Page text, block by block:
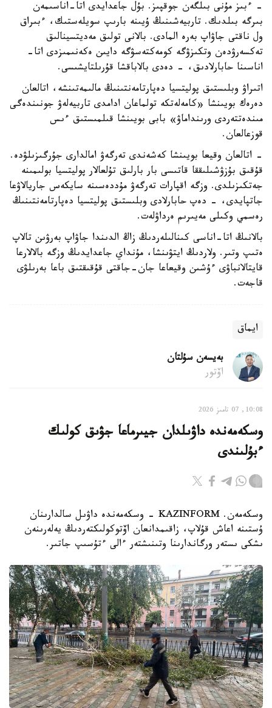
- ءبىز مۇنى بىلگەن جوقپىز. بۇل جاعدايدى اتا-اناسىمەن
بىرگە بىلدىك. تاربيەشىنىڭ ۇيىنە بارىپ سويلەستىك، ءبىراق
ول ناقتى جاۋاپ بەرە المادى. بالانى تولىق مەديتسينالىق
تەكسەرۋدەن وتكىزۋگە كومەكتەسۋگە دايىن ەكەنىمىزدى اتا-
اناسىنا حابارلادىق، - دەدى بالاباقشا قۇرىلتايشىسى.
اتىراۋ وبلىستىق پوليتسيا دەپارتامەنتىنىڭ مالىمەتىنشە، اتالعان
دەرەك بويىنشا «كامەلەتكە تولماعان ادامدى تاربيەلەۋ جونىندەگى
مىندەتتەردى ورىنداماۋ» بابى بويىنشا قىلمىستىق ءىس
قوزعالعان.
- اتالعان وقيعا بويىنشا كەشەندى تەرگەۋ امالدارى جۇرگىزىلۋدە.
قۇقىق بۇزۋشىلىققا قاتىسى بار بارلىق تۇلعالار پوليتسيا بولىمىنە
جەتكىزىلدى. وزگە اقپارات تەرگەۋ مۇددەسىنە سايكەس جاريالاۋعا
جاتپايدى، - دەپ حابارلادى وبلىستىق پوليتسيا دەپارتامەنتىنىڭ
رەسمي وكىلى مەيىرىم ەرداۋلەت.
بالانىڭ اتا-اناسى كىنالىلەردىڭ زاڭ الدىندا جاۋاپ بەرۋىن تالاپ
ەتىپ وتىر. ولاردىڭ ايتۋىنشا، مۇنداي جاعدايدىڭ وزگە بالالارعا
قايتالانباۋى ءۇشىن وقيعاعا جان-جاقتى قۇقىقتىق باعا بەرىلۋى
قاجەت.
ايماق
بەيسەن سۇلتان
اۆتور
10:08, 07 تامىز 2026
وسكەمەندە داۋىلدان جيىرماعا جۋىق كولىك
ءبۇلىندى
وسكەمەن. KAZINFORM - وسكەمەندە داۋىل سالدارىنان
ۇستىنە اعاش قۇلاپ، زاقىمدانعان اۆتوكولىكتەردىڭ يەلەرىنەن
ىشكى ىستەر ورگاندارىنا وتىنىشتەر ءالى ءتۇسىپ جاتىر.